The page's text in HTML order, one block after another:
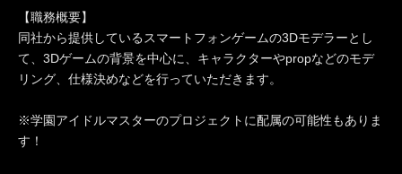
【職務概要】
同社から提供しているスマートフォンゲームの3Dモデラーとし
て、3Dゲームの背景を中心に、キャラクターやpropなどのモデ
リング、仕様決めなどを行っていただきます。
※学園アイドルマスターのプロジェクトに配属の可能性もありま
す！